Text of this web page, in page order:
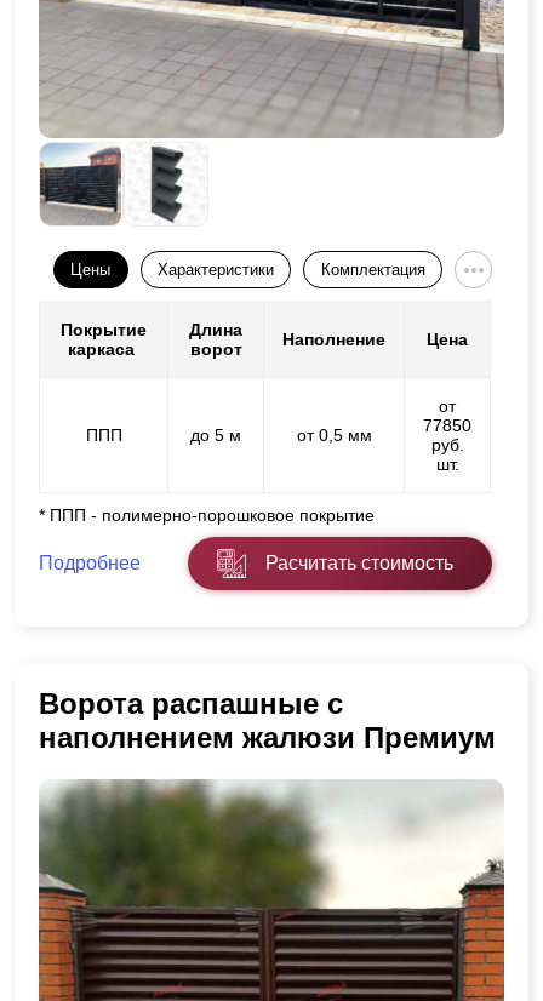
Цены Характеристики Комплектация
Покрытие
каркаса
Длина
ворот
Наполнение Цена
ППП до 5 м от 0,5 мм
от
77850
руб.
шт.
* ППП - полимерно-порошковое покрытие
Подробнее Расчитать стоимость
Ворота распашные с
наполнением жалюзи Премиум